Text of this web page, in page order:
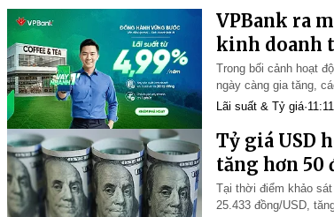
VPBank ra
kinh doanh
Trong bối cảnh hoạt
ngày càng gia tăng,
những quyết định
Lãi suất & Tỷ giá·
Tỷ giá USD
tăng hơn 50
Tại thời điểm khảo
25.433 đồng/USD,